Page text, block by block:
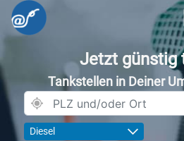
Jetzt günstig
Tankstellen in Deiner
Diesel